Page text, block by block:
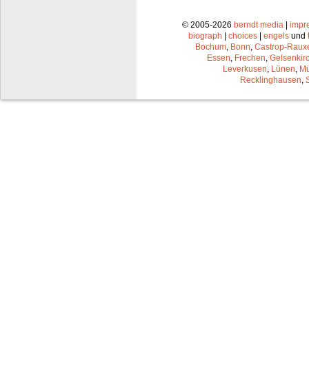
© 2005-2026 berndt media |
biograph | choices | engels und
Bochum Bonn Castrop-
Essen Frechen
Leverkusen Lünen
Recklinghausen